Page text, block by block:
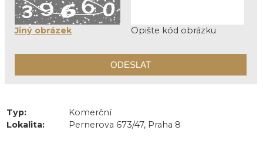
Jiný obrázek Opište kód obrázku
Typ:
Komerční
Lokalita:
Pernerova 673/47, Praha 8